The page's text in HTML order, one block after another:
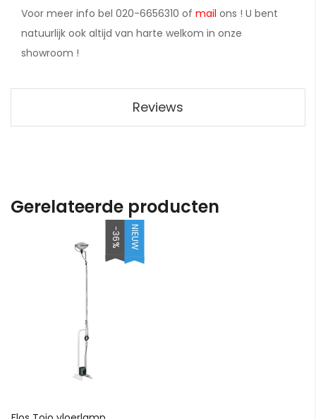
Voor meer info bel 020-6656310 of mail ons ! U bent
natuurlijk ook altijd van harte welkom in onze
showroom !
Reviews
Gerelateerde producten
-36% NIEUW